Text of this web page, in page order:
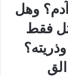
وهل
فقط